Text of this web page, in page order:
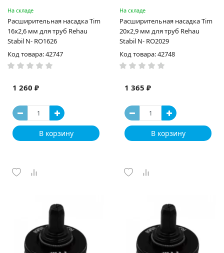
На складе
Расширительная насадка Tim
16х2,6 мм для труб Rehau
Stabil N- RO1626
Код товара: 42747
1 260 ₽
В корзину
На складе
Расширительная насадка Tim
20х2,9 мм для труб Rehau
Stabil N- RO2029
Код товара: 42748
1 365 ₽
В корзину